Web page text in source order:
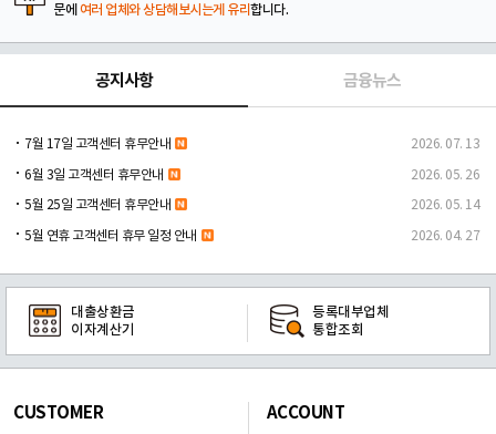
문에 여러 업체와 상담해보시는게 유리합니다.
공지사항 금융뉴스
7월 17일 고객센터 휴무안내 2026. 07. 13
6월 3일 고객센터 휴무안내 2026. 05. 26
5월 25일 고객센터 휴무안내 2026. 05. 14
5월 연휴 고객센터 휴무 일정 안내 2026. 04. 27
대출상환금
이자계산기
등록대부업체
통합조회
CUSTOMER ACCOUNT